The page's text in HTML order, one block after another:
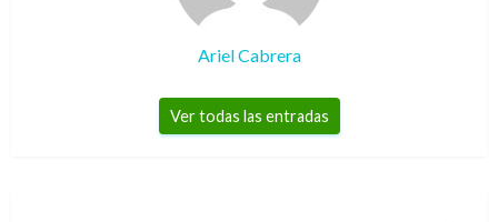
Ariel Cabrera
Ver todas las entradas